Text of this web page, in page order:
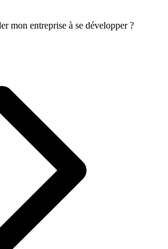
mon entreprise à se développer ?